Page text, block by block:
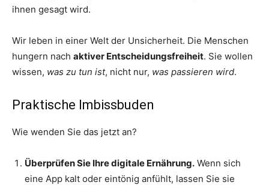
ihnen gesagt wird.
Wir leben in einer Welt der Unsicherheit. Die Menschen
hungern nach aktiver Entscheidungsfreiheit. Sie wollen
wissen, was zu tun ist, nicht nur, was passieren wird.
Praktische Imbissbuden
Wie wenden Sie das jetzt an?
Überprüfen Sie Ihre digitale Ernährung. Wenn sich
eine App kalt oder eintönig anfühlt, lassen Sie sie